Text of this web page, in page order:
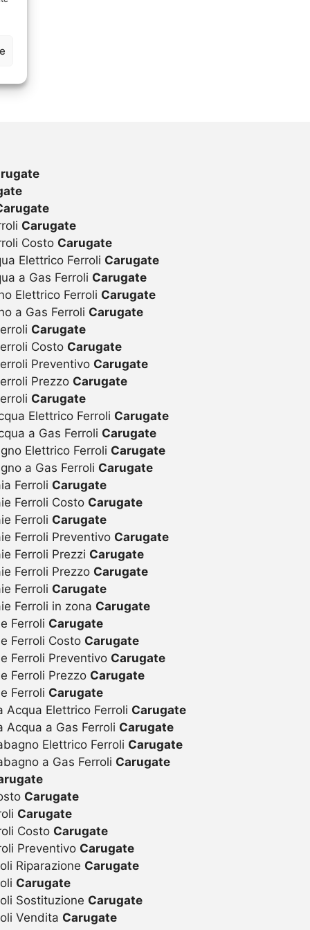
Carugate
Costo Carugate
Elettrico Ferroli Carugate
a Gas Ferroli Carugate
Elettrico Ferroli Carugate
a Gas Ferroli Carugate
Carugate
Costo Carugate
Preventivo Carugate
Prezzo Carugate
Carugate
Elettrico Ferroli Carugate
a Gas Ferroli Carugate
Elettrico Ferroli Carugate
a Gas Ferroli Carugate
Ferroli Carugate
Ferroli Costo Carugate
Ferroli Carugate
Ferroli Preventivo Carugate
Ferroli Prezzi Carugate
Ferroli Prezzo Carugate
Ferroli Carugate
Ferroli in zona Carugate
Ferroli Carugate
Ferroli Costo Carugate
Ferroli Preventivo Carugate
Ferroli Prezzo Carugate
Ferroli Carugate
Acqua Elettrico Ferroli Carugate
Acqua a Gas Ferroli Carugate
Elettrico Ferroli Carugate
a Gas Ferroli Carugate
Carugate
Carugate
Costo Carugate
Preventivo Carugate
Riparazione Carugate
Carugate
Sostituzione Carugate
Vendita Carugate